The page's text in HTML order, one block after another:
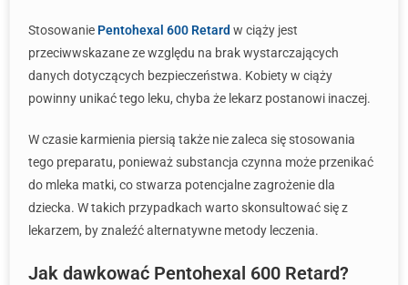
Stosowanie Pentohexal 600 Retard w ciąży jest
przeciwwskazane ze względu na brak wystarczających
danych dotyczących bezpieczeństwa. Kobiety w ciąży
powinny unikać tego leku, chyba że lekarz postanowi inaczej.
W czasie karmienia piersią także nie zaleca się stosowania
tego preparatu, ponieważ substancja czynna może przenikać
do mleka matki, co stwarza potencjalne zagrożenie dla
dziecka. W takich przypadkach warto skonsultować się z
lekarzem, by znaleźć alternatywne metody leczenia.
Jak dawkować Pentohexal 600 Retard?